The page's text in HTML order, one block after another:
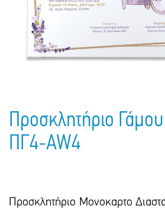
Πακέτα Δώρων
Σακούλες
Τσάντες - Ποδιές - Ομπρέλες
Βιβλία
Παιδικό Πάρτι
Παιδικά Είδη
Ημερολόγια - Ατζέντες
Γραφική Ύλη
Είδη Γραφείου
Προσκλητήριο
ΠΓ4-AW4
Προσκλητήριο Μονοκαρτο